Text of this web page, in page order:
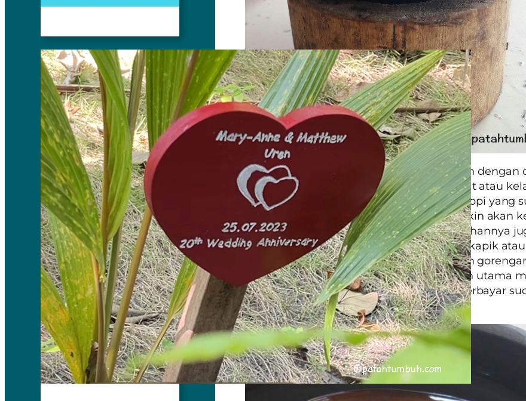
Menurut saya rasa kawa daun ini mirip rasa teh dengan
dedaunan yang unik dan didominasi rasa sepat atau
sekali tidak ada rasa kopi. Jadi bagi pencinta kopi yang
pekat dan wangi kopi yang menggoda, mungkin akan
karena kawa daun tidak seperti kopi asli. Seduhannya
seperti air teh. Sayang sekali tidak ada pisang kapik
di kedai ini. Yang tersedia hanya aneka macam
dan saya tidak tertarik untuk mencicipi. Tujuan utama
sini adalah demi menikmati kawa daun dan terbayar
penasaran saya selama ini.